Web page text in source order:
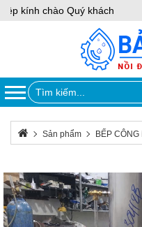
kính chào Quý khách
Sản phẩm BẾP CÔNG
Nghiệp Sản Xuất